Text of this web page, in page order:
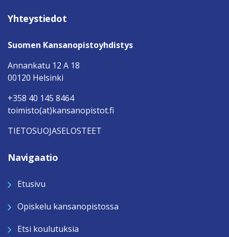
Yhteystiedot
Suomen Kansanopistoyhdistys
Annankatu 12 A 18
00120 Helsinki
+358 40 145 8464
toimisto(at)kansanopistot.fi
TIETOSUOJASELOSTEET
Navigaatio
Etusivu
Opiskelu kansanopistossa
Etsi koulutuksia